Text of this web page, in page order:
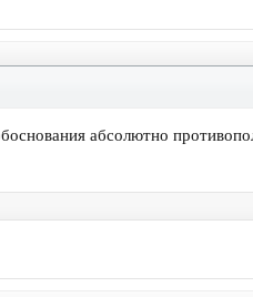
абсолютно